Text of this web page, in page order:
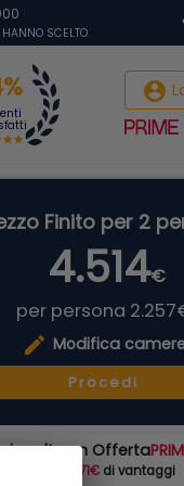
SCELTO
account_circle
Finito per 2
4.514€
per persona
edit Modifica
Procedi
scelto un Offerta
271€ di vantaggi